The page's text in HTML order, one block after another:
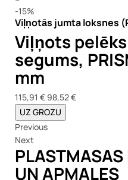
-15%
Viļņotās jumta loksnes
Viļņots
segums,
mm
115,91 € 98,52 €
UZ GROZU
Previous
Next
PLASTMASAS
UN APMALES